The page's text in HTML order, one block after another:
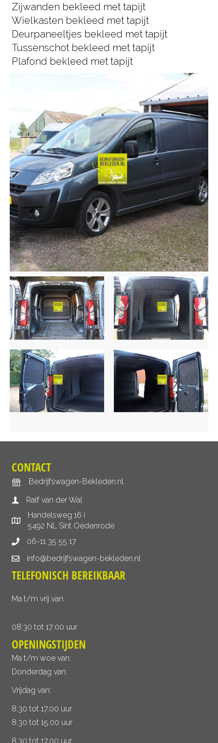
Zijwanden bekleed met tapijt
Wielkasten bekleed met tapijt
Deurpaneeltjes bekleed met tapijt
Tussenschot bekleed met tapijt
Plafond bekleed met tapijt
CONTACT
Bedrijfswagen-Bekleden.nl
Ralf van der Wal
Handelsweg 16 i
5492 NL Sint Oedenrode
06-11 35 55 17
info@bedrijfswagen-bekleden.nl
TELEFONISCH BEREIKBAAR
Ma t/m vrij van:
08:30 tot 17:00 uur
OPENINGSTIJDEN
Ma t/m woe van:
Donderdag van:
Vrijdag van:
8.30 tot 17.00 uur
8.30 tot 15.00 uur
8.30 tot 17.00 uur